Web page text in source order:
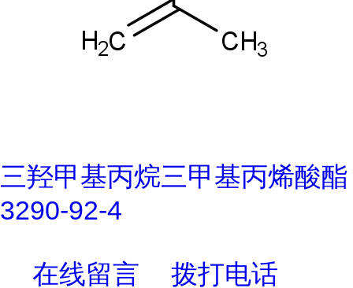
三羟甲基丙烷三甲基丙烯酸酯
3290-92-4
在线留言 拨打电话